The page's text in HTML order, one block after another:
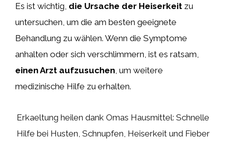
Es ist wichtig, die Ursache der Heiserkeit zu
untersuchen, um die am besten geeignete
Behandlung zu wählen. Wenn die Symptome
anhalten oder sich verschlimmern, ist es ratsam,
einen Arzt aufzusuchen , um weitere
medizinische Hilfe zu erhalten.
Erkaeltung heilen dank Omas Hausmittel: Schnelle
Hilfe bei Husten, Schnupfen, Heiserkeit und Fieber